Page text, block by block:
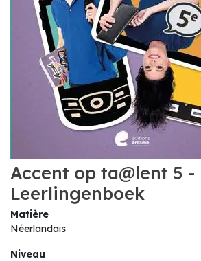
Accent op ta@lent 5 -
Leerlingenboek
Matière
Néerlandais
Niveau